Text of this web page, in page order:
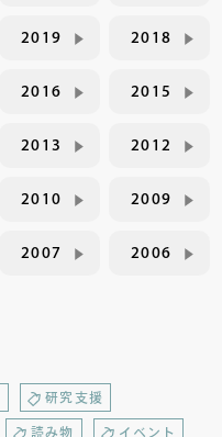
2019 2018
2016 2015
2013 2012
2010 2009
2007 2006
研究支援
読み物 イベント